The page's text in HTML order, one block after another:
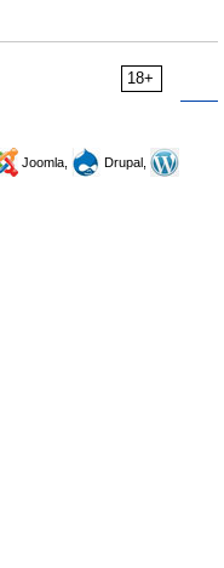
18+
Joomla,
Drupal,